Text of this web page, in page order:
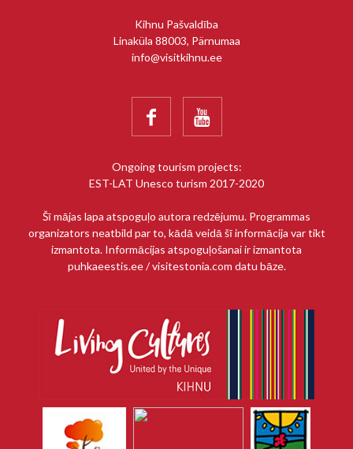
Kihnu Pašvaldība
Linaküla 88003, Pärnumaa
info@visitkihnu.ee
 
Ongoing tourism projects:
EST-LAT Unesco turism 2017-2020
Šī mājas lapa atspoguļo autora redzējumu. Programmas
organizators neatbild par to, kādā veidā šī informācija var tikt
izmantota. Informācijas atspoguļošanai ir izmantota
puhkaeestis.ee / visitestonia.com datu bāze.